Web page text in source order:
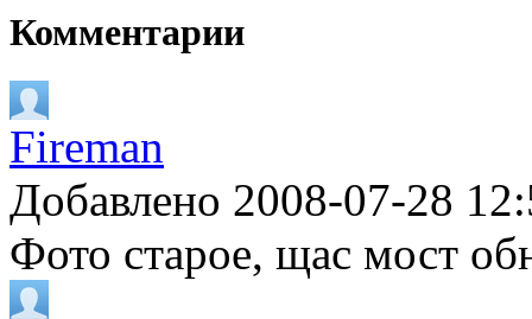
Комментарии
Fireman
Добавлено 2008-07-28
Фото старое, щас мост